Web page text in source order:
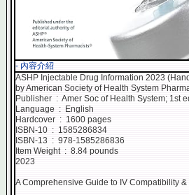
- 內容介紹
ASHP Injectable Drug Information 2023
by American Society of Health System
Publisher ‏ : ‎ Amer Soc of Health System;
Language ‏ : ‎ English
Hardcover ‏ : ‎ 1600 pages
ISBN-10 ‏ : ‎ 1585286834
ISBN-13 ‏ : ‎ 978-1585286836
Item Weight ‏ : ‎ 8.84 pounds
2023
A Comprehensive Guide to IV Compatibility